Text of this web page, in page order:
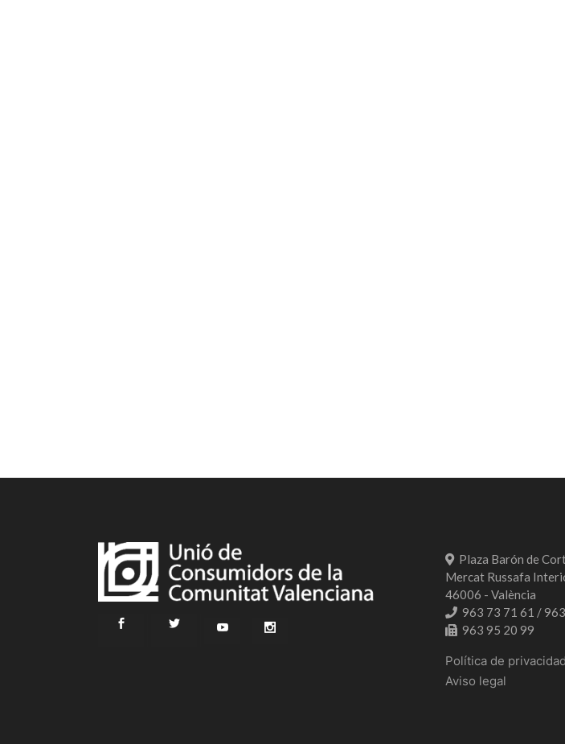
Plaza Barón de
Mercat Russafa
46006 - València
963 73 71 61 /
963 95 20 99
Política de privacidad
Aviso legal